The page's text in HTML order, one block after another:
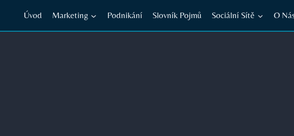
Úvod Marketing Podnikání Slovník Pojmů Sociální Sítě O